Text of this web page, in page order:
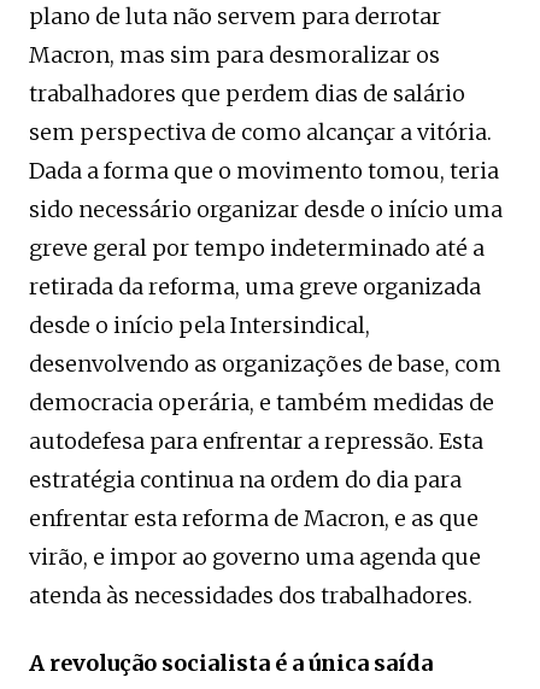
plano de luta não servem para derrotar
Macron, mas sim para desmoralizar os
trabalhadores que perdem dias de salário
sem perspectiva de como alcançar a vitória.
Dada a forma que o movimento tomou, teria
sido necessário organizar desde o início uma
greve geral por tempo indeterminado até a
retirada da reforma, uma greve organizada
desde o início pela Intersindical,
desenvolvendo as organizações de base, com
democracia operária, e também medidas de
autodefesa para enfrentar a repressão. Esta
estratégia continua na ordem do dia para
enfrentar esta reforma de Macron, e as que
virão, e impor ao governo uma agenda que
atenda às necessidades dos trabalhadores.
A revolução socialista é a única saída